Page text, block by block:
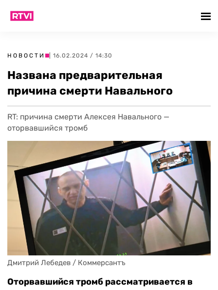
НОВОСТИ | 16.02.2024 / 14:30
Названа предварительная
причина смерти Навального
RT: причина смерти Алексея Навального —
оторвавшийся тромб
Дмитрий Лебедев / Коммерсантъ
Оторвавшийся тромб рассматривается в